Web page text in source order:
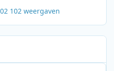
102 weergaven